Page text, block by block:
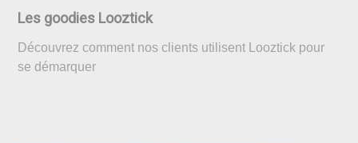
Les goodies Looztick
Découvrez comment nos clients utilisent Looztick pour
se démarquer